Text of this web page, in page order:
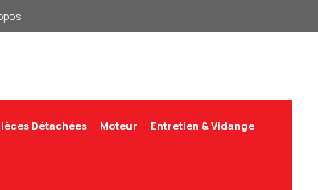
Détachées Moteur Entretien & Vidange